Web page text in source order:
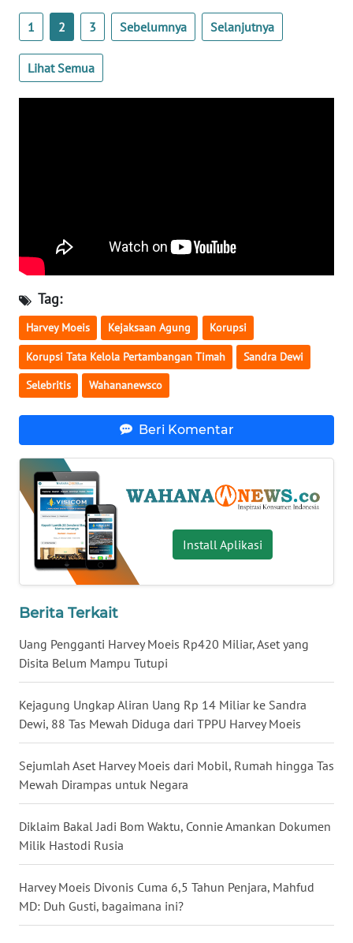
1 2 3 Sebelumnya Selanjutnya
Lihat Semua
Tag:
Harvey Moeis Kejaksaan Agung Korupsi
Korupsi Tata Kelola Pertambangan Timah Sandra Dewi
Selebritis Wahananewsco
Beri Komentar
Install Aplikasi
Berita Terkait
Uang Pengganti Harvey Moeis Rp420 Miliar, Aset yang
Disita Belum Mampu Tutupi
Kejagung Ungkap Aliran Uang Rp 14 Miliar ke Sandra
Dewi, 88 Tas Mewah Diduga dari TPPU Harvey Moeis
Sejumlah Aset Harvey Moeis dari Mobil, Rumah hingga Tas
Mewah Dirampas untuk Negara
Diklaim Bakal Jadi Bom Waktu, Connie Amankan Dokumen
Milik Hastodi Rusia
Harvey Moeis Divonis Cuma 6,5 Tahun Penjara, Mahfud
MD: Duh Gusti, bagaimana ini?
WN
KEPRI
WN
PAPUA
WN
SERAMBI
WN
JAMBI
WN
SULTRA
WN
SULTENG
WN
SULBAR
WN
WN
SUMBAR
WN
SUMSEL
WN
BENGKULU
WN
LAMPUNG
WN